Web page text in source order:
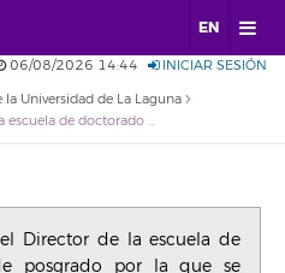
EN
06/08/2026 14:44 INICIAR SESIÓN
Universidad de La Laguna
RO1/2026 Resolución del Director de la escuela de doctorado y estudios de posgrado por la que se modifica el calendario.
Director de la escuela de
posgrado por la que se